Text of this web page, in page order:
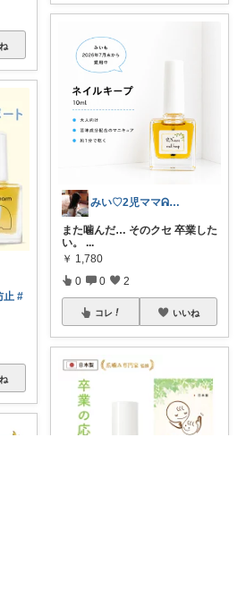
止 #
みい♡2児ママᕱ⑅ᕱﾞ
また噛んだ… そのクセ 卒業した
い。 ...
￥ 1,780
0 0 2
コレ いいね